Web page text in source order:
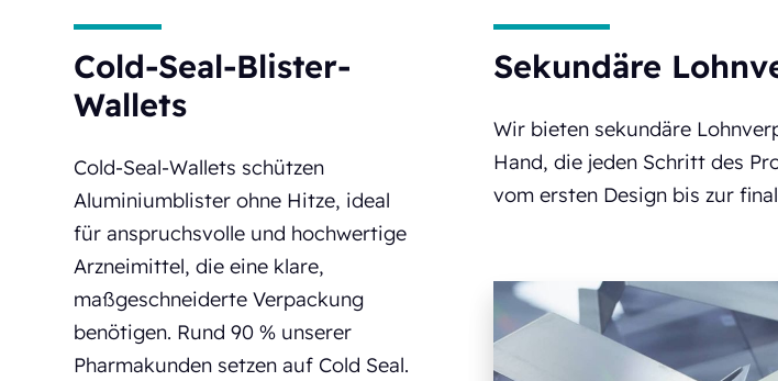
Cold-Seal-Blister-
Wallets
Cold-Seal-Wallets schützen
Aluminiumblister ohne Hitze, ideal
für anspruchsvolle und hochwertige
Arzneimittel, die eine klare,
maßgeschneiderte Verpackung
benötigen. Rund 90 % unserer
Pharmakunden setzen auf Cold Seal.
Sekundäre
Wir bieten sekundäre
Hand, die jeden Schritt des
vom ersten Design bis zur